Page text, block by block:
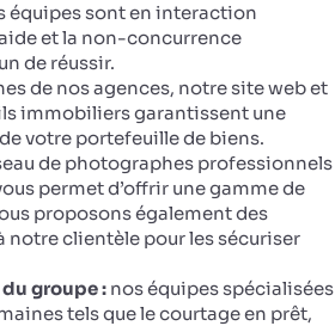
équipes sont en interaction
et la non-concurrence
de réussir.
de nos agences, notre site web et
immobiliers garantissent une
votre portefeuille de biens.
de photographes professionnels
permet d’offrir une gamme de
proposons également des
notre clientèle pour les sécuriser
groupe : nos équipes spécialisées
tels que le courtage en prêt,